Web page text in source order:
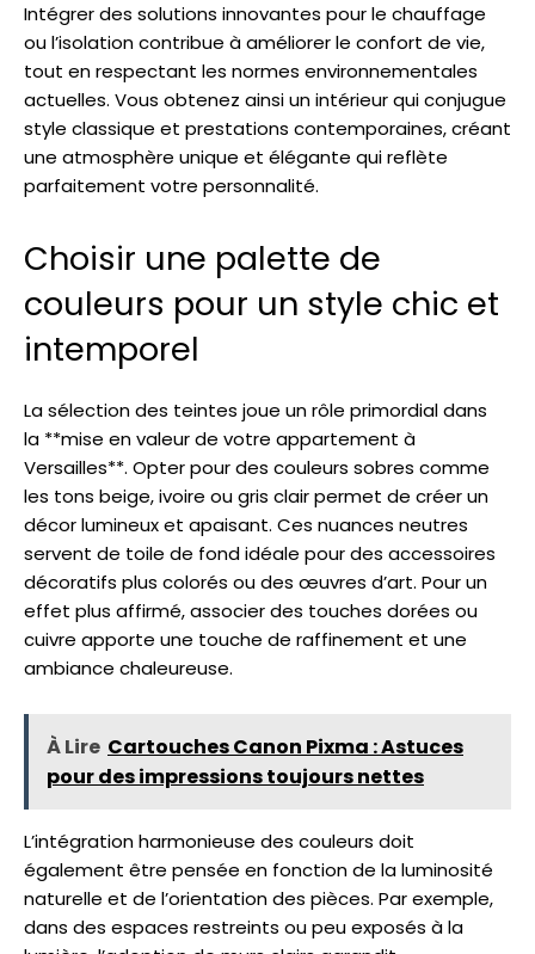
Intégrer des solutions innovantes pour le chauffage
ou l’isolation contribue à améliorer le confort de vie,
tout en respectant les normes environnementales
actuelles. Vous obtenez ainsi un intérieur qui conjugue
style classique et prestations contemporaines, créant
une atmosphère unique et élégante qui reflète
parfaitement votre personnalité.
Choisir une palette de
couleurs pour un style chic et
intemporel
La sélection des teintes joue un rôle primordial dans
la **mise en valeur de votre appartement à
Versailles**. Opter pour des couleurs sobres comme
les tons beige, ivoire ou gris clair permet de créer un
décor lumineux et apaisant. Ces nuances neutres
servent de toile de fond idéale pour des accessoires
décoratifs plus colorés ou des œuvres d’art. Pour un
effet plus affirmé, associer des touches dorées ou
cuivre apporte une touche de raffinement et une
ambiance chaleureuse.
À Lire Cartouches Canon Pixma : Astuces
pour des impressions toujours nettes
L’intégration harmonieuse des couleurs doit
également être pensée en fonction de la luminosité
naturelle et de l’orientation des pièces. Par exemple,
dans des espaces restreints ou peu exposés à la